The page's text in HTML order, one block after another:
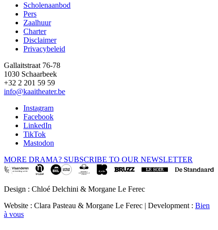
Footer
Scholenaanbod
Pers
Zaalhuur
Charter
Disclaimer
Privacybeleid
Gallaitstraat 76-78
1030 Schaarbeek
+32 2 201 59 59
info@kaaitheater.be
Instagram
Facebook
LinkedIn
TikTok
Mastodon
MORE DRAMA? SUBSCRIBE TO OUR NEWSLETTER
Design : Chloé Delchini & Morgane Le Ferec
Website : Clara Pasteau & Morgane Le Ferec | Development : Bien
à vous